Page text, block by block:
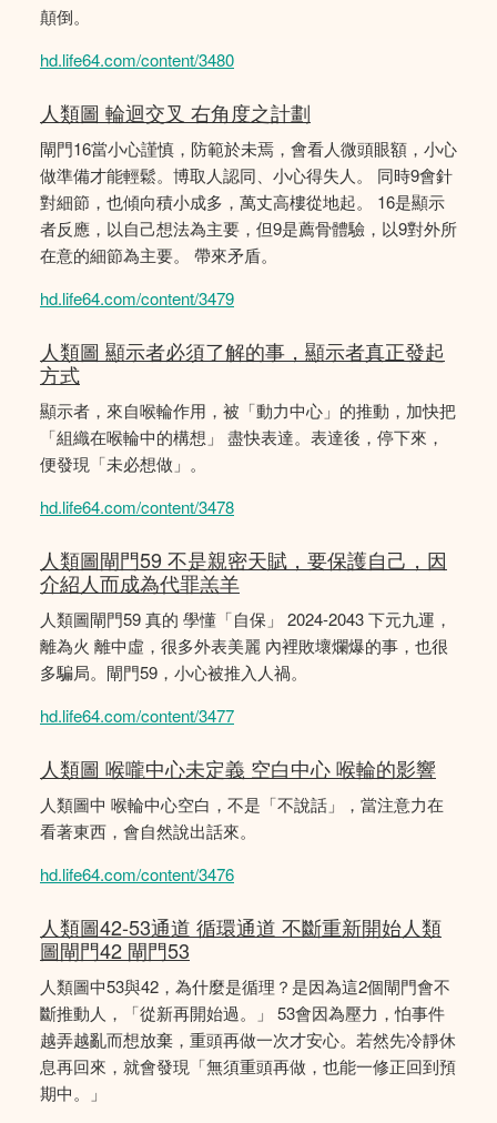
顛倒。
hd.life64.com/content/3480
人類圖 輪迴交叉 右角度之計劃
閘門16當小心謹慎，防範於未焉，會看人微頭眼額，小心
做準備才能輕鬆。博取人認同、小心得失人。 同時9會針
對細節，也傾向積小成多，萬丈高樓從地起。 16是顯示
者反應，以自己想法為主要，但9是薦骨體驗，以9對外所
在意的細節為主要。 帶來矛盾。
hd.life64.com/content/3479
人類圖 顯示者必須了解的事，顯示者真正發起
方式
顯示者，來自喉輪作用，被「動力中心」的推動，加快把
「組織在喉輪中的構想」 盡快表達。表達後，停下來，
便發現「未必想做」。
hd.life64.com/content/3478
人類圖閘門59 不是親密天賦，要保護自己，因
介紹人而成為代罪羔羊
人類圖閘門59 真的 學懂「自保」 2024-2043 下元九運，
離為火 離中虛，很多外表美麗 內裡敗壞爛爆的事，也很
多騙局。閘門59，小心被推入人禍。
hd.life64.com/content/3477
人類圖 喉嚨中心未定義 空白中心 喉輪的影響
人類圖中 喉輪中心空白，不是「不說話」，當注意力在
看著東西，會自然說出話來。
hd.life64.com/content/3476
人類圖42-53通道 循環通道 不斷重新開始人類
圖閘門42 閘門53
人類圖中53與42，為什麼是循理？是因為這2個閘門會不
斷推動人，「從新再開始過。」 53會因為壓力，怕事件
越弄越亂而想放棄，重頭再做一次才安心。若然先冷靜休
息再回來，就會發現「無須重頭再做，也能一修正回到預
期中。」